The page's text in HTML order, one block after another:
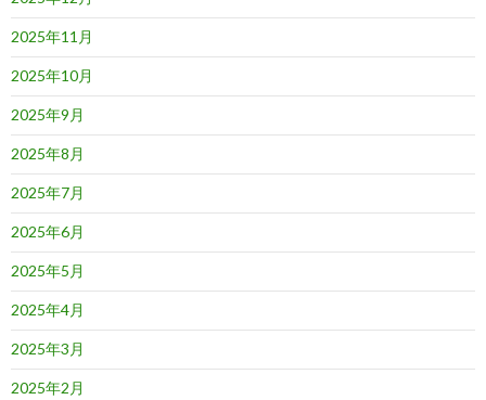
2025年11月
2025年10月
2025年9月
2025年8月
2025年7月
2025年6月
2025年5月
2025年4月
2025年3月
2025年2月